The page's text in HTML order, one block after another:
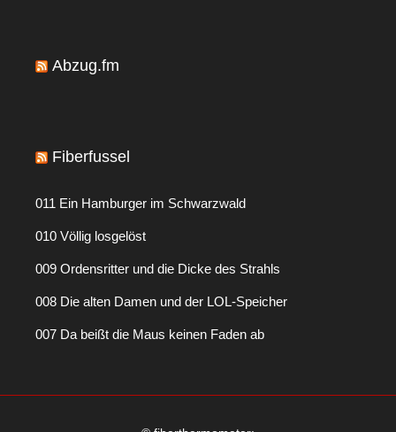
Abzug.fm
Fiberfussel
011 Ein Hamburger im Schwarzwald
010 Völlig losgelöst
009 Ordensritter und die Dicke des Strahls
008 Die alten Damen und der LOL-Speicher
007 Da beißt die Maus keinen Faden ab